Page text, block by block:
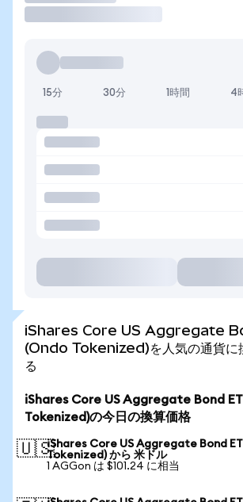
15分 30分 1時間 4
iShares Core US Aggregate
(Ondo Tokenized)を人気の通貨に
る
iShares Core US Aggregate Bond
Tokenized)の今日の換算価格
🇺🇸iShares Core US Aggregate Bond
Tokenized) から 米ドル
1 AGGon は $101.24 に相当